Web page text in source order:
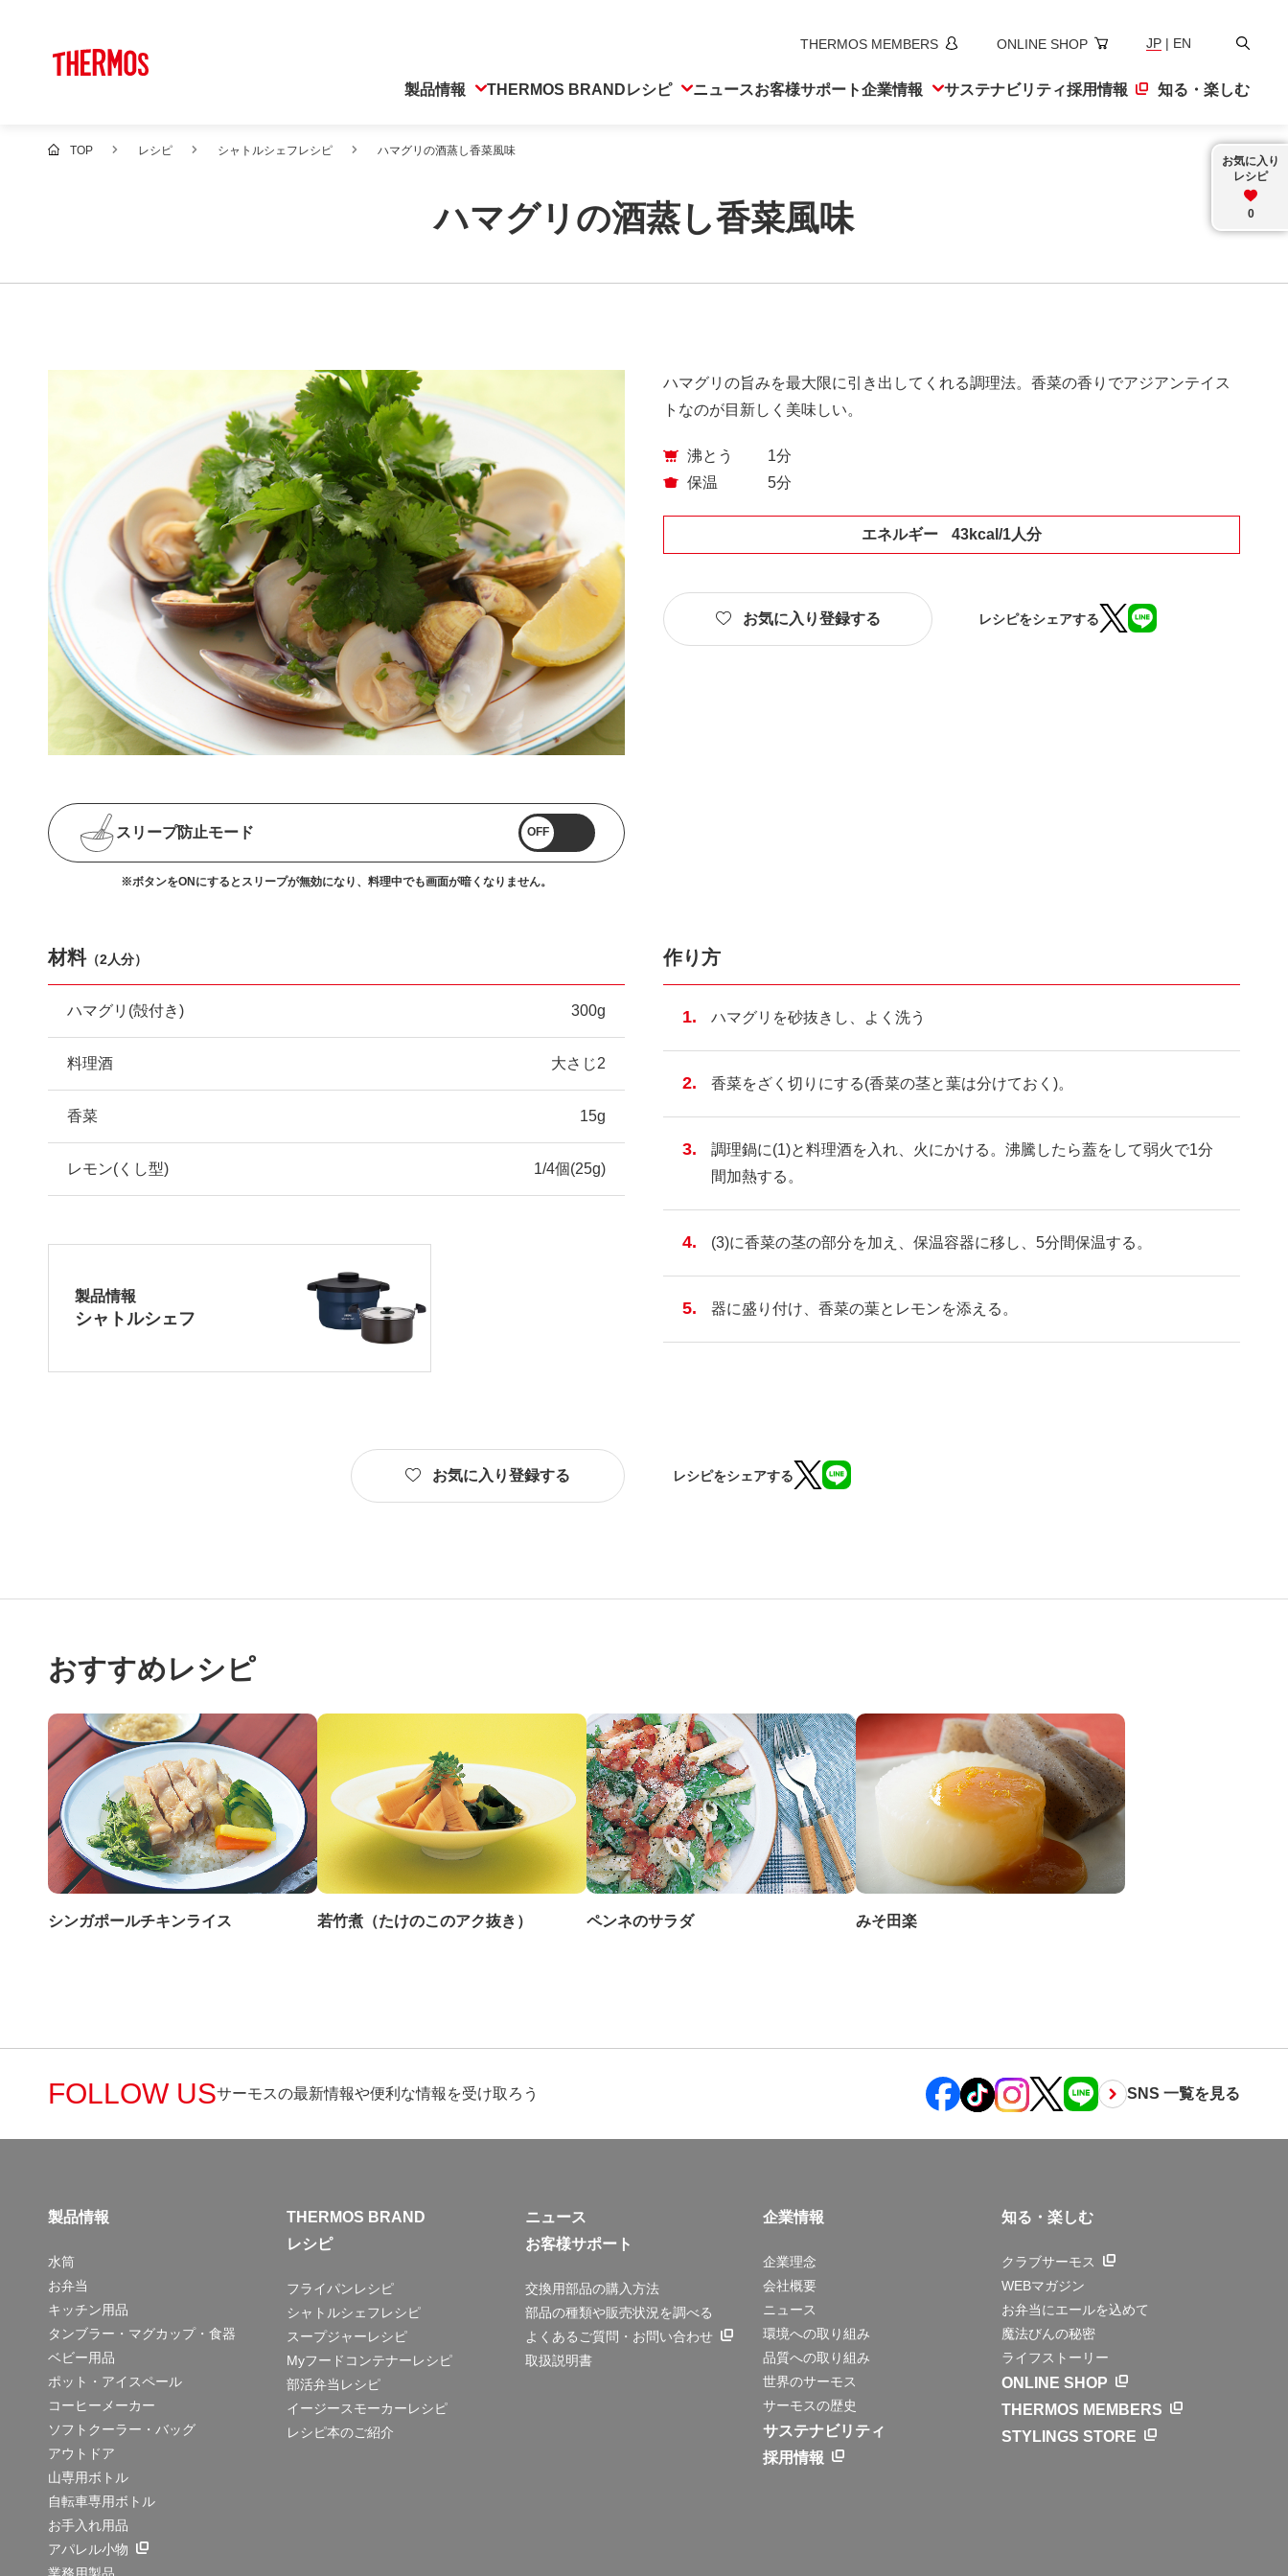
THERMOS MEMBERS ONLINE SHOP JP | EN
検
製品情報 THERMOS BRANDレシピ ニュースお客様サポート企業情報 サステナビリティ採用情報 知る・楽しむ
TOP レシピ シャトルシェフレシピ ハマグリの酒蒸し香菜風味
ハマグリの酒蒸し香菜風味
お気に入り
レシピ
0
ハマグリの旨みを最大限に引き出してくれる調理法。香菜の香りでアジアンテイス
トなのが目新しく美味しい。
沸とう
1分
保温
5分
エネルギー 43kcal/1人分
お気に入り登録する レシピをシェアする
スリープ防止モード OFF
※ボタンをONにするとスリープが無効になり、 料理中でも画面が暗くなりません。
材料（2人分）
ハマグリ(殻付き) 300g
料理酒 大さじ2
香菜 15g
レモン(くし型) 1/4個(25g)
製品情報
シャトルシェフ
作り方
ハマグリを砂抜きし、よく洗う
香菜をざく切りにする(香菜の茎と葉は分けておく)。
調理鍋に(1)と料理酒を入れ、火にかける。沸騰したら蓋をして弱火で1分
間加熱する。
(3)に香菜の茎の部分を加え、保温容器に移し、5分間保温する。
器に盛り付け、香菜の葉とレモンを添える。
お気に入り登録する レシピをシェアする
おすすめレシピ
シンガポールチキンライス 若竹煮（たけのこのアク抜き） ペンネのサラダ みそ田楽
FOLLOW USサーモスの最新情報や便利な情報を受け取ろう SNS 一覧を見る
製品情報
水筒
お弁当
キッチン用品
タンブラー・マグカップ・食器
ベビー用品
ポット・アイスペール
コーヒーメーカー
ソフトクーラー・バッグ
アウトドア
山専用ボトル
自転車専用ボトル
お手入れ用品
アパレル小物
業務用製品
THERMOS BRAND
レシピ
フライパンレシピ
シャトルシェフレシピ
スープジャーレシピ
Myフードコンテナーレシピ
部活弁当レシピ
イージースモーカーレシピ
レシピ本のご紹介
ニュース
お客様サポート
交換用部品の購入方法
部品の種類や販売状況を調べる
よくあるご質問・お問い合わせ
取扱説明書
企業情報
企業理念
会社概要
ニュース
環境への取り組み
品質への取り組み
世界のサーモス
サーモスの歴史
サステナビリティ
採用情報
知る・楽しむ
クラブサーモス
WEBマガジン
お弁当にエールを込めて
魔法びんの秘密
ライフストーリー
ONLINE SHOP
THERMOS MEMBERS
STYLINGS STORE